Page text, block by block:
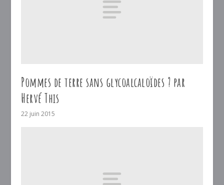
Pommes de terre sans glycoalcaloïdes ? par
Hervé This
22 juin 2015